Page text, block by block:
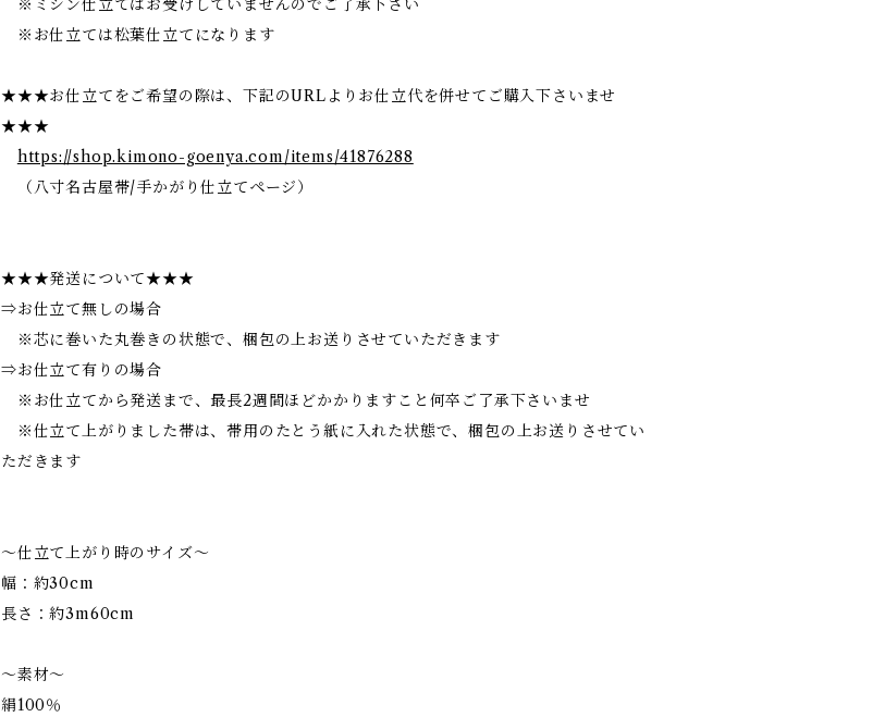
※ミシン仕立てはお受けしていませんのでご了承下さい
※お仕立ては松葉仕立てになります
★★★お仕立てをご希望の際は、下記のURLよりお仕立代を併せてご購入下さいませ
★★★
https://shop.kimono-goenya.com/items/41876288
（八寸名古屋帯/手かがり仕立てページ）
★★★発送について★★★
⇒お仕立て無しの場合
※芯に巻いた丸巻きの状態で、梱包の上お送りさせていただきます
⇒お仕立て有りの場合
※お仕立てから発送まで、最長2週間ほどかかりますこと何卒ご了承下さいませ
※仕立て上がりました帯は、帯用のたとう紙に入れた状態で、梱包の上お送りさせてい
ただきます
～仕立て上がり時のサイズ～
幅：約30cm
長さ：約3m60cm
～素材～
絹100％